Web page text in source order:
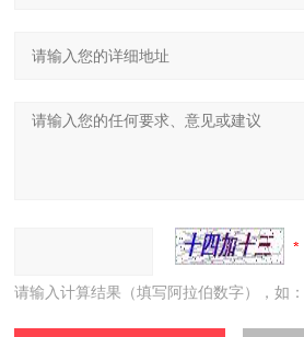
请输入计算结果（填写阿拉伯数字），如